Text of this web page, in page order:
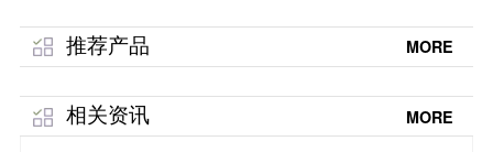
推荐产品 MORE
相关资讯 MORE